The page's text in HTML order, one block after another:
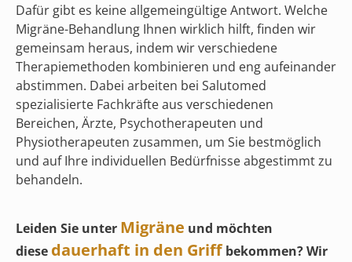
Dafür gibt es keine allgemeingültige Antwort. Welche
Migräne-Behandlung Ihnen wirklich hilft, finden wir
gemeinsam heraus, indem wir verschiedene
Therapiemethoden kombinieren und eng aufeinander
abstimmen. Dabei arbeiten bei Salutomed
spezialisierte Fachkräfte aus verschiedenen
Bereichen, Ärzte, Psychotherapeuten und
Physiotherapeuten zusammen, um Sie bestmöglich
und auf Ihre individuellen Bedürfnisse abgestimmt zu
behandeln.
Leiden Sie unter Migräne und möchten
diese dauerhaft in den Griffbekommen? Wir